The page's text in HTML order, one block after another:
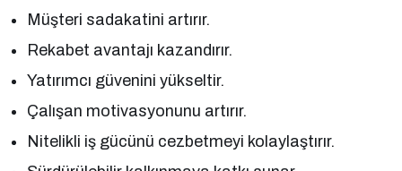
Müşteri sadakatini artırır.
Rekabet avantajı kazandırır.
Yatırımcı güvenini yükseltir.
Çalışan motivasyonunu artırır.
Nitelikli iş gücünü cezbetmeyi kolaylaştırır.